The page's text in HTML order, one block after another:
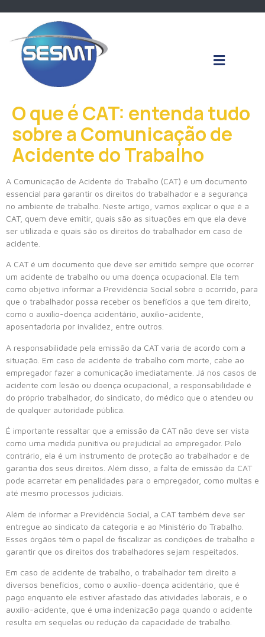
O que é CAT: entenda tudo
sobre a Comunicação de
Acidente do Trabalho
A Comunicação de Acidente do Trabalho (CAT) é um documento
essencial para garantir os direitos do trabalhador e a segurança
no ambiente de trabalho. Neste artigo, vamos explicar o que é a
CAT, quem deve emitir, quais são as situações em que ela deve
ser utilizada e quais são os direitos do trabalhador em caso de
acidente.
A CAT é um documento que deve ser emitido sempre que ocorrer
um acidente de trabalho ou uma doença ocupacional. Ela tem
como objetivo informar a Previdência Social sobre o ocorrido, para
que o trabalhador possa receber os benefícios a que tem direito,
como o auxílio-doença acidentário, auxílio-acidente,
aposentadoria por invalidez, entre outros.
A responsabilidade pela emissão da CAT varia de acordo com a
situação. Em caso de acidente de trabalho com morte, cabe ao
empregador fazer a comunicação imediatamente. Já nos casos de
acidente com lesão ou doença ocupacional, a responsabilidade é
do próprio trabalhador, do sindicato, do médico que o atendeu ou
de qualquer autoridade pública.
É importante ressaltar que a emissão da CAT não deve ser vista
como uma medida punitiva ou prejudicial ao empregador. Pelo
contrário, ela é um instrumento de proteção ao trabalhador e de
garantia dos seus direitos. Além disso, a falta de emissão da CAT
pode acarretar em penalidades para o empregador, como multas e
até mesmo processos judiciais.
Além de informar a Previdência Social, a CAT também deve ser
entregue ao sindicato da categoria e ao Ministério do Trabalho.
Esses órgãos têm o papel de fiscalizar as condições de trabalho e
garantir que os direitos dos trabalhadores sejam respeitados.
Em caso de acidente de trabalho, o trabalhador tem direito a
diversos benefícios, como o auxílio-doença acidentário, que é
pago enquanto ele estiver afastado das atividades laborais, e o
auxílio-acidente, que é uma indenização paga quando o acidente
resulta em sequelas ou redução da capacidade de trabalho.